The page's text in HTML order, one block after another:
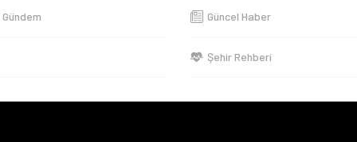
Güncel Haber
Şehir Rehberi